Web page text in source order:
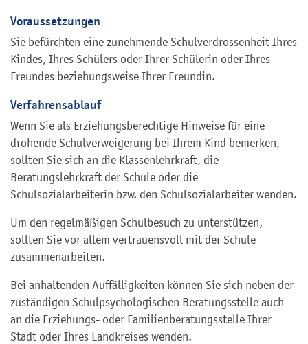
Voraussetzungen
Sie befürchten eine zunehmende Schulverdrossenheit Ihres
Kindes, Ihres Schülers oder Ihrer Schülerin oder Ihres
Freundes beziehungsweise Ihrer Freundin.
Verfahrensablauf
Wenn Sie als Erziehungsberechtige Hinweise für eine
drohende Schulverweigerung bei Ihrem Kind bemerken,
sollten Sie sich an die Klassenlehrkraft, die
Beratungslehrkraft der Schule oder die
Schulsozialarbeiterin bzw. den Schulsozialarbeiter wenden.
Um den regelmäßigen Schulbesuch zu unterstützen,
sollten Sie vor allem vertrauensvoll mit der Schule
zusammenarbeiten.
Bei anhaltenden Auffälligkeiten können Sie sich neben der
zuständigen Schulpsychologischen Beratungsstelle auch
an die Erziehungs- oder Familienberatungsstelle Ihrer
Stadt oder Ihres Landkreises wenden.